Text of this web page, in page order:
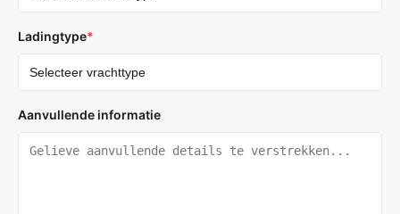
Ladingtype*
Aanvullende informatie